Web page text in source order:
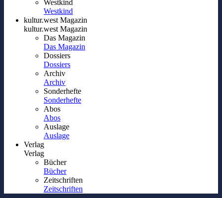
Westkind
Westkind
kultur.west Magazin
kultur.west Magazin
Das Magazin
Das Magazin
Dossiers
Dossiers
Archiv
Archiv
Sonderhefte
Sonderhefte
Abos
Abos
Auslage
Auslage
Verlag
Verlag
Bücher
Bücher
Zeitschriften
Zeitschriften